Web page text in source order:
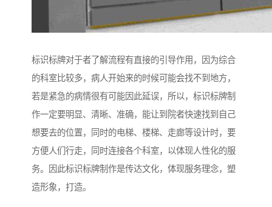
标识标牌对于者了解流程有直接的引导作用，因为综合
的科室比较多，病人开始来的时候可能会找不到地方，
若是紧急的病情很有可能因此延误，所以，标识标牌制
作一定要明显、清晰、准确，能让到院者快速找到自己
想要去的位置，同时的电梯、楼梯、走廊等设计时，要
方便人们行走，同时连接各个科室，以体现人性化的服
务。因此标识标牌制作是传达文化，体现服务理念，塑
造形象，打造。